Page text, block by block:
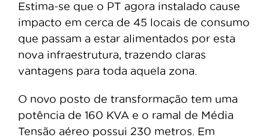
Estima-se que o PT agora instalado cause
impacto em cerca de 45 locais de consumo
que passam a estar alimentados por esta
nova infraestrutura, trazendo claras
vantagens para toda aquela zona.
O novo posto de transformação tem uma
potência de 160 KVA e o ramal de Média
Tensão aéreo possui 230 metros. Em